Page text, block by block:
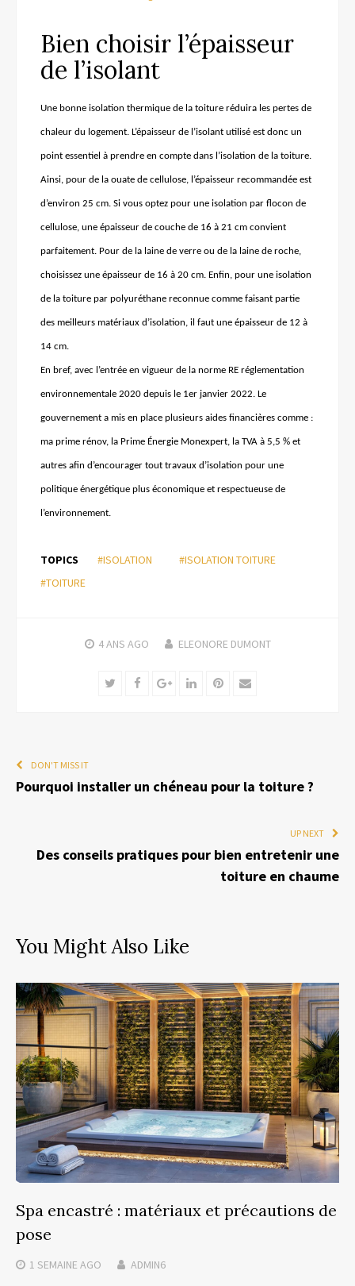
Bien choisir l’épaisseur
de l’isolant
Une bonne isolation thermique de la toiture réduira les pertes de
chaleur du logement. L’épaisseur de l’isolant utilisé est donc un
point essentiel à prendre en compte dans l’isolation de la toiture.
Ainsi, pour de la ouate de cellulose, l’épaisseur recommandée est
d’environ 25 cm. Si vous optez pour une isolation par flocon de
cellulose, une épaisseur de couche de 16 à 21 cm convient
parfaitement. Pour de la laine de verre ou de la laine de roche,
choisissez une épaisseur de 16 à 20 cm. Enfin, pour une isolation
de la toiture par polyuréthane reconnue comme faisant partie
des meilleurs matériaux d’isolation, il faut une épaisseur de 12 à
14 cm.
En bref, avec l’entrée en vigueur de la norme RE réglementation
environnementale 2020 depuis le 1er janvier 2022. Le
gouvernement a mis en place plusieurs aides financières comme :
ma prime rénov, la Prime Énergie Monexpert, la TVA à 5,5 % et
autres afin d’encourager tout travaux d’isolation pour une
politique énergétique plus économique et respectueuse de
l’environnement.
TOPICS #ISOLATION
#ISOLATION TOITURE
#TOITURE
4 ANS AGO ELEONORE DUMONT
TwitterFacebookGoogle+LinkedInPinterest
Email
DON'T MISS IT
Pourquoi installer un chéneau pour la toiture ?
UP NEXT
Des conseils pratiques pour bien entretenir une
toiture en chaume
You Might Also Like
Spa encastré : matériaux et précautions de
pose
1 SEMAINE AGO ADMIN6